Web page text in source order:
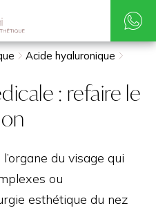
Acide hyaluronique
: refaire le
du visage qui
ou
esthétique du nez